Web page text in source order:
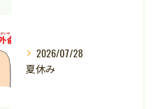
2026/07/28
夏休み